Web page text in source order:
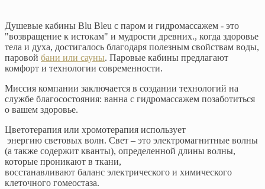
Душевые кабины Blu Bleu с паром и гидромассажем - это
"возвращение к истокам" и мудрости древних., когда здоровье
тела и духа, достигалось благодаря полезным свойствам воды,
паровой бани или сауны. Паровые кабины предлагают
комфорт и технологии современности.
Миссия компании заключается в создании технологий на
службе благосостояния: ванна с гидромассажем позаботиться
о вашем здоровье.
Цветотерапия или хромотерапия использует
энергию световых волн. Свет – это электромагнитные волны
(а также содержит кванты), определенной длины волны,
которые проникают в ткани,
восстанавливают баланс электрического и химического
клеточного гомеостаза.